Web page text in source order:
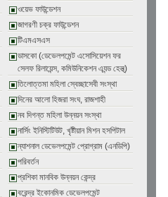
ওয়েভ ফাউন্ডেশন
জাগরণী চক্র ফাউন্ডেশন
টিএমএসএস
ডাসকো (ডেভেলপমেন্ট এসোসিয়েশন ফর
সেলফ রিলায়েন্স, কমিউনিকেশন এ্যন্ড হেল্থ্)
তিলোত্তমা মহিলা স্বেচ্ছাসেবী সংস্থা
দিনের আলো হিজরা সংঘ, রাজশাহী
নব দিগন্ত মহিলা উন্নয়ন সংস্থা
নার্সিং ইনিস্টিটিউট, খৃষ্টীয়ান মিশন হসপিটাল
ন্যাশনাল ডেভেলপমেন্ট প্রোগ্রাম (এনডিপি)
পরিবর্তন
প্রশিকা মানবিক উন্নয়ন কেন্দ্র
বরেন্দ্র ইকোনমিক ডেভেলপমেন্ট